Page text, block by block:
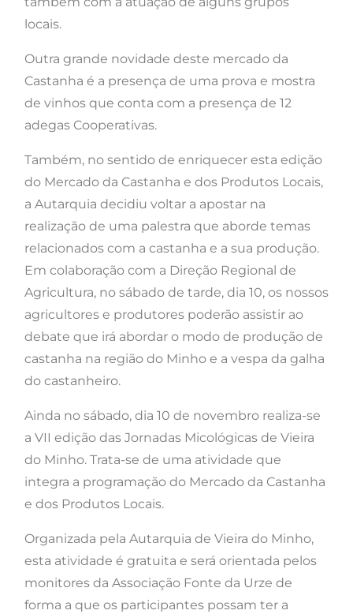
locais.
Outra grande novidade deste mercado da
Castanha é a presença de uma prova e mostra
de vinhos que conta com a presença de 12
adegas Cooperativas.
Também, no sentido de enriquecer esta edição
do Mercado da Castanha e dos Produtos Locais,
a Autarquia decidiu voltar a apostar na
realização de uma palestra que aborde temas
relacionados com a castanha e a sua produção.
Em colaboração com a Direção Regional de
Agricultura, no sábado de tarde, dia 10, os nossos
agricultores e produtores poderão assistir ao
debate que irá abordar o modo de produção de
castanha na região do Minho e a vespa da galha
do castanheiro.
Ainda no sábado, dia 10 de novembro realiza-se
a VII edição das Jornadas Micológicas de Vieira
do Minho. Trata-se de uma atividade que
integra a programação do Mercado da Castanha
e dos Produtos Locais.
Organizada pela Autarquia de Vieira do Minho,
esta atividade é gratuita e será orientada pelos
monitores da Associação Fonte da Urze de
forma a que os participantes possam ter a